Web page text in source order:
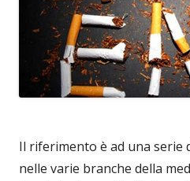
Il riferimento è ad una serie
nelle varie branche della